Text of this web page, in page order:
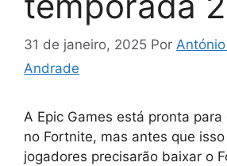
31 de janeiro, 2025 Por
Andrade
A Epic Games está pronta
no Fortnite, mas antes que
jogadores precisarão baixar o